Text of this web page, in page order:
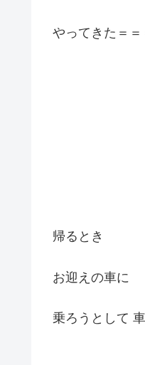
やってきた＝＝
帰るとき
お迎えの車に
乗ろうとして